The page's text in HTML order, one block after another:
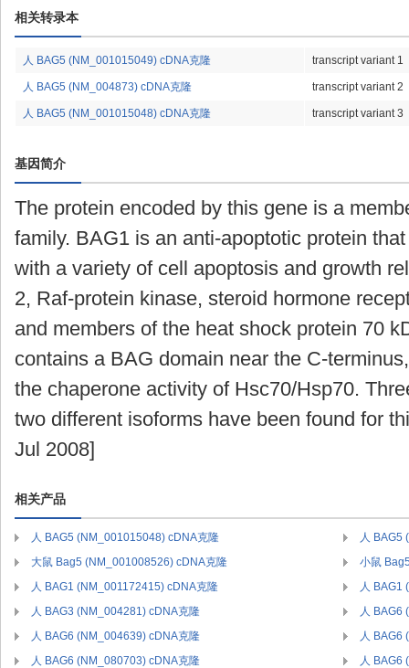
相关转录本
人 BAG5 (NM_001015049) cDNA克隆 transcript variant 1
人 BAG5 (NM_004873) cDNA克隆 transcript variant 2
人 BAG5 (NM_001015048) cDNA克隆 transcript variant 3
基因简介
The protein encoded by this gene is a
family. BAG1 is an anti-apoptotic protein
with a variety of cell apoptosis and growth
2, Raf-protein kinase, steroid hormone
and members of the heat shock protein 70
contains a BAG domain near the C-
the chaperone activity of Hsc70/Hsp70.
two different isoforms have been found for
Jul 2008]
相关产品
人 BAG5 (NM_001015048) cDNA克隆
人 BAG5
大鼠 Bag5 (NM_001008526) cDNA克隆
小鼠
人 BAG1 (NM_001172415) cDNA克隆
人 BAG1
人 BAG3 (NM_004281) cDNA克隆
人 BAG6
人 BAG6 (NM_004639) cDNA克隆
人 BAG6
人 BAG6 (NM_080703) cDNA克隆
人 BAG6